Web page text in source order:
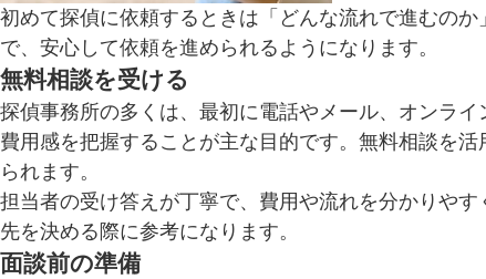
初めて探偵に依頼するときは「どんな流れで進むの
で、安心して依頼を進められるようになります。
無料相談を受ける
探偵事務所の多くは、最初に電話やメール、オンラ
費用感を把握することが主な目的です。無料相談を
られます。
担当者の受け答えが丁寧で、費用や流れを分かりや
先を決める際に参考になります。
面談前の準備